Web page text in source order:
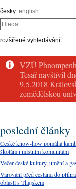
česky english
Hledat
rozšířené vyhledávání
poslední články
České know-how pomáhá
školám i místním komunitám
Večer české kultury, umění a
Varování před cestami do
oblastí s Thajskem